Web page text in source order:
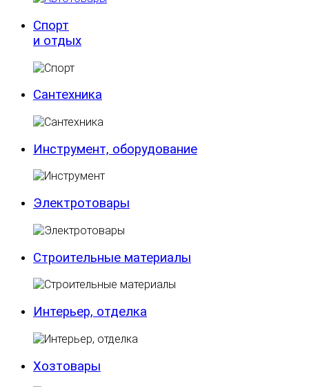
Спорт
и отдых
Сантехника
Инструмент, оборудование
Электротовары
Строительные материалы
Интерьер, отделка
Хозтовары